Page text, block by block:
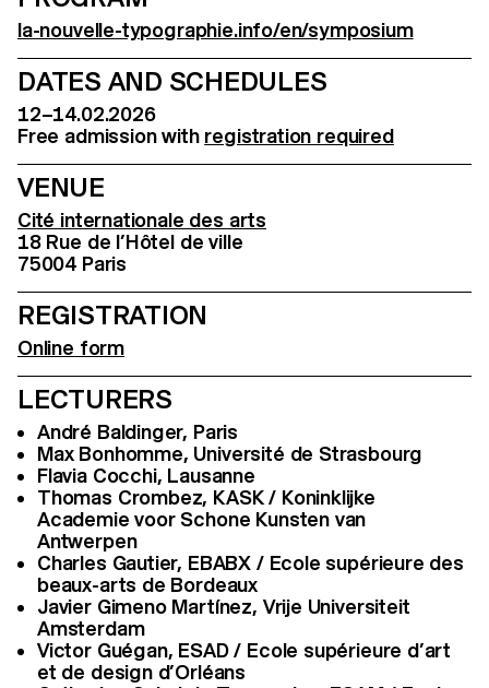
la-nouvelle-typographie.info/en/symposium
DATES AND SCHEDULES
12–14.02.2026
Free admission with registration required
VENUE
Cité internationale des arts
18 Rue de l’Hôtel de ville
75004 Paris
REGISTRATION
Online form
LECTURERS
André Baldinger, Paris
Max Bonhomme, Université de Strasbourg
Flavia Cocchi, Lausanne
Thomas Crombez, KASK / Koninklijke
Academie voor Schone Kunsten van
Antwerpen
Charles Gautier, EBABX / Ecole supérieure des
beaux-arts de Bordeaux
Javier Gimeno Martínez, Vrije Universiteit
Amsterdam
Victor Guégan, ESAD / Ecole supérieure d’art
et de design d’Orléans